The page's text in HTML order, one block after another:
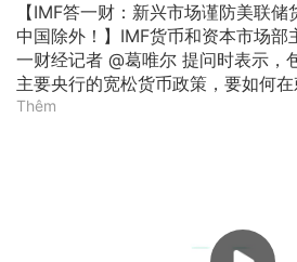
【IMF答一财：新兴市场谨防美联储
中国除外！】IMF货币和资本市场部
一财经记者 @葛唯尔 提问时表示，
主要央行的宽松货币政策，要如何
Thêm